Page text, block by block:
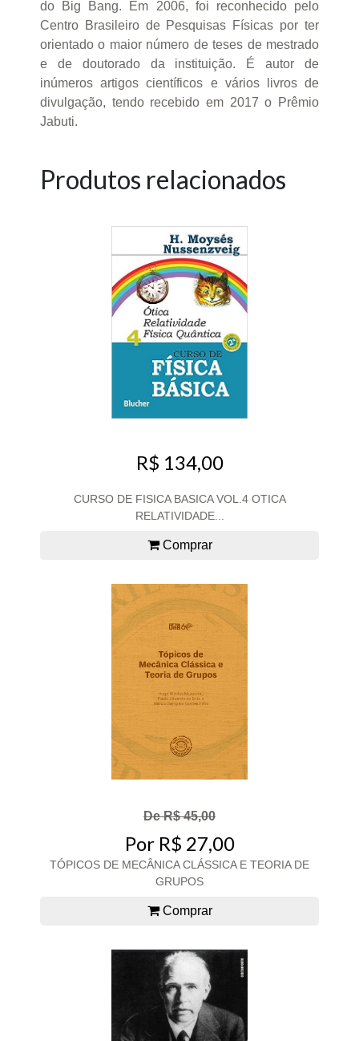
do Big Bang. Em 2006, foi reconhecido pelo
Centro Brasileiro de Pesquisas Físicas por ter
orientado o maior número de teses de mestrado
e de doutorado da instituição. É autor de
inúmeros artigos científicos e vários livros de
divulgação, tendo recebido em 2017 o Prêmio
Jabuti.
Produtos relacionados
R$ 134,00
CURSO DE FISICA BASICA VOL.4 OTICA
RELATIVIDADE...
Comprar
De R$ 45,00
Por R$ 27,00
TÓPICOS DE MECÂNICA CLÁSSICA E TEORIA DE
GRUPOS
Comprar